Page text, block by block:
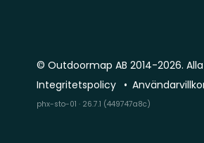
© Outdoormap AB 2014-2026.
Integritetspolicy
phx-sto-01 · 26.7.1 (449747a8c)